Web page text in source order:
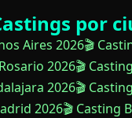
por
Aires 2026🎬
2026🎬
2026🎬
2026🎬 Casting